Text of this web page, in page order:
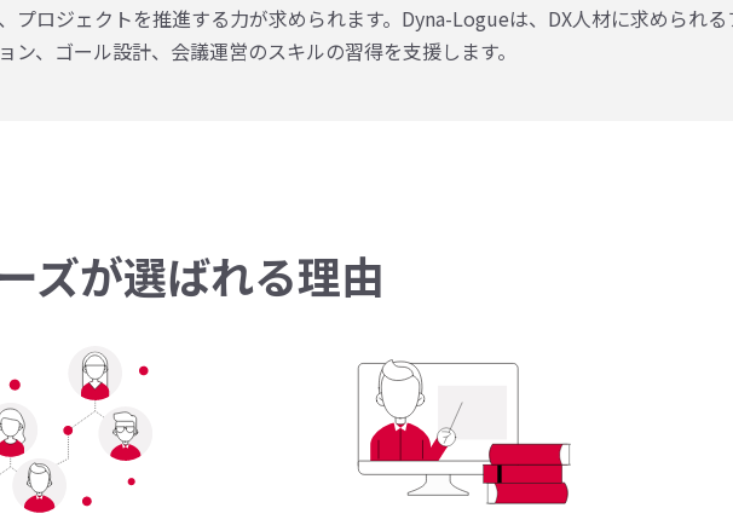
、プロジェクトを推進する力が求められます。Dyna-Logueは、DX人材に求められ
ン、ゴール設計、会議運営のスキルの習得を支援します。
ズが選ばれる理由